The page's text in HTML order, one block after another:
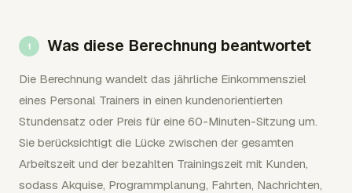
Was diese Berechnung beantwortet
Die Berechnung wandelt das jährliche Einkommensziel
eines Personal Trainers in einen kundenorientierten
Stundensatz oder Preis für eine 60-Minuten-Sitzung um.
Sie berücksichtigt die Lücke zwischen der gesamten
Arbeitszeit und der bezahlten Trainingszeit mit Kunden,
sodass Akquise, Programmplanung, Fahrten, Nachrichten,